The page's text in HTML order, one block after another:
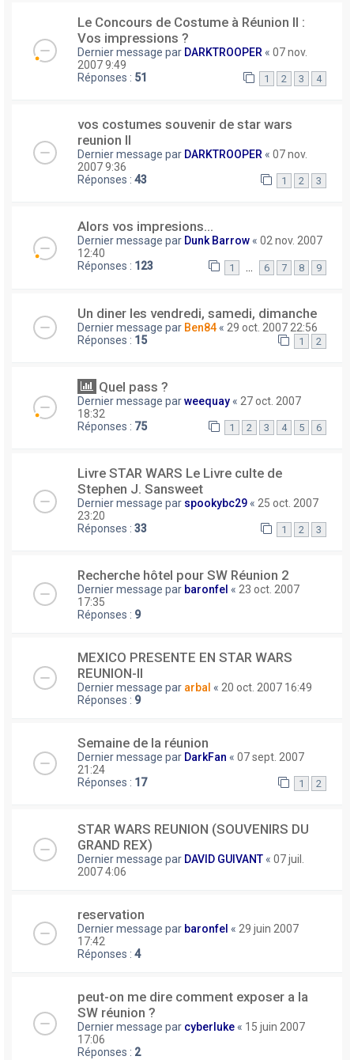
Le Concours de Costume à Réunion II :
Vos impressions ?
Dernier message par DARKTROOPER « 07 nov.
2007 9:49
Réponses : 51 1 2 3 4
vos costumes souvenir de star wars
reunion II
Dernier message par DARKTROOPER « 07 nov.
2007 9:36
Réponses : 43 1 2 3
Alors vos impresions...
Dernier message par Dunk Barrow « 02 nov. 2007
12:40
Réponses : 123 1 6 7 8 9
Un diner les vendredi, samedi, dimanche
Dernier message par Ben84 « 29 oct. 2007 22:56
Réponses : 15 1 2
Quel pass ?
Dernier message parweequay « 27 oct. 2007
18:32
Réponses : 75 1 2 3 4 5 6
Livre STAR WARS Le Livre culte de
Stephen J. Sansweet
Dernier message par spookybc29 « 25 oct. 2007
23:20
Réponses : 33 1 2 3
Recherche hôtel pour SW Réunion 2
Dernier message par baronfel « 23 oct. 2007
17:35
Réponses : 9
MEXICO PRESENTE EN STAR WARS
REUNION-II
Dernier message par arbal « 20 oct. 2007 16:49
Réponses : 9
Semaine de la réunion
Dernier message par DarkFan « 07 sept. 2007
21:24
Réponses : 17 1 2
STAR WARS REUNION (SOUVENIRS DU
GRAND REX)
Dernier message par DAVID GUIVANT « 07 juil.
2007 4:06
reservation
Dernier message par baronfel « 29 juin 2007
17:42
Réponses : 4
peut-on me dire comment exposer a la
SW réunion ?
Dernier message par cyberluke « 15 juin 2007
17:06
Réponses : 2